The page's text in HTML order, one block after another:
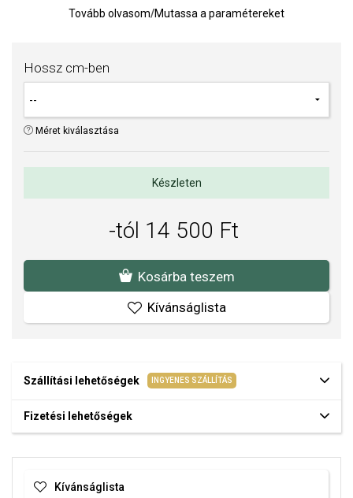
Minden lánc tartalmaz egy hosszabbító láncot + 5 cm.
Tovább olvasom/Mutassa a paramétereket
Hossz cm-ben
Méret kiválasztása
Készleten
-tól 14 500 Ft
Kosárba teszem
Kívánságlista
Szállítási lehetőségek INGYENES SZÁLLÍTÁS
Fizetési lehetőségek
Kívánságlista